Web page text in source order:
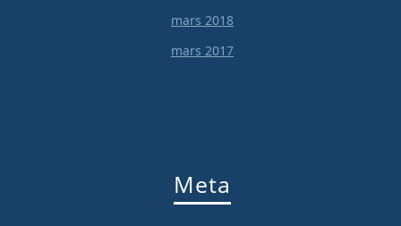
mars 2018
mars 2017
Meta